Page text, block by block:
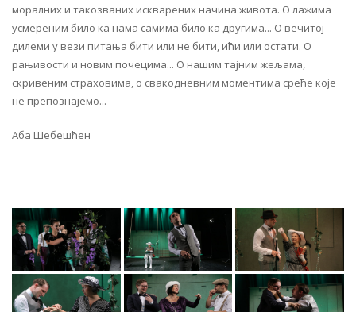
моралних и такозваних искварених начина живота. О лажима
усмереним било ка нама самима било ка другима... О вечитој
дилеми у вези питања бити или не бити, ићи или остати. О
рањивости и новим почецима... О нашим тајним жељама,
скривеним страховима, о свакодневним моментима среће које
не препознајемо...
Аба Шебешћен